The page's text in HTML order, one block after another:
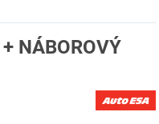
NÁBOROVÝ